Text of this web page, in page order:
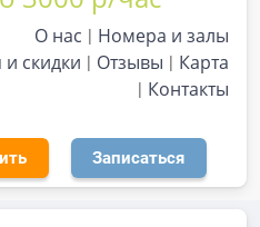
О нас
Номера и залы
скидки
Отзывы
Карта
Контакты
Записаться